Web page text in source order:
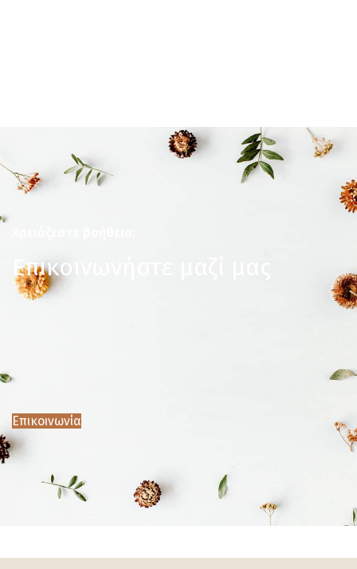
Επικοινωνήστε μαζί μας
Επικοινωνία